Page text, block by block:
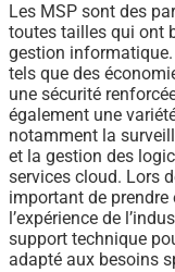
Les MSP sont des
toutes tailles qui ont
gestion
tels que des
une sécurité
également une
notamment la
et la gestion des
services cloud. Lors
important de
l’expérience de
support technique
adapté aux besoins